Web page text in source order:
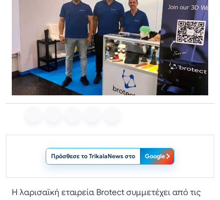
Πρόσθεσε το TrikalaNews στο Google
Η λαρισαϊκή εταιρεία Brotect συμμετέχει από τις